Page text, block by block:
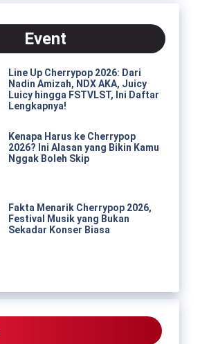
Event
Line Up Cherrypop 2026: Dari
Nadin Amizah, NDX AKA, Juicy
Luicy hingga FSTVLST, Ini Daftar
Lengkapnya!
Kenapa Harus ke Cherrypop
2026? Ini Alasan yang Bikin Kamu
Nggak Boleh Skip
Fakta Menarik Cherrypop 2026,
Festival Musik yang Bukan
Sekadar Konser Biasa